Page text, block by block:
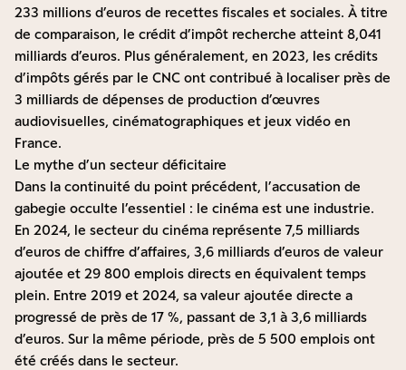
233 millions d’euros de recettes fiscales et sociales. À titre
de comparaison, le crédit d’impôt recherche atteint 8,041
milliards d’euros. Plus généralement, en 2023, les crédits
d’impôts gérés par le CNC ont contribué à localiser près de
3 milliards de dépenses de production d’œuvres
audiovisuelles, cinématographiques et jeux vidéo en
France.
Le mythe d’un secteur déficitaire
Dans la continuité du point précédent, l’accusation de
gabegie occulte l’essentiel : le cinéma est une industrie.
En 2024, le secteur du cinéma représente 7,5 milliards
d’euros de chiffre d’affaires, 3,6 milliards d’euros de valeur
ajoutée et 29 800 emplois directs en équivalent temps
plein. Entre 2019 et 2024, sa valeur ajoutée directe a
progressé de près de 17 %, passant de 3,1 à 3,6 milliards
d’euros. Sur la même période, près de 5 500 emplois ont
été créés dans le secteur.